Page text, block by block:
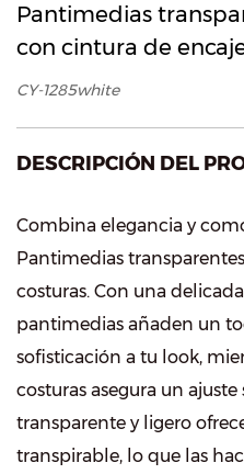
Pantimedias
con cintura de
CY-1285white
DESCRIPCIÓN DEL
Combina elegancia y
Pantimedias
costuras. Con una
pantimedias añaden un
sofisticación a tu look,
costuras asegura un
transparente y ligero
transpirable, lo que las